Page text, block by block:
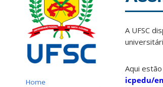
Home
A UFSC
Aqui
icpedu/